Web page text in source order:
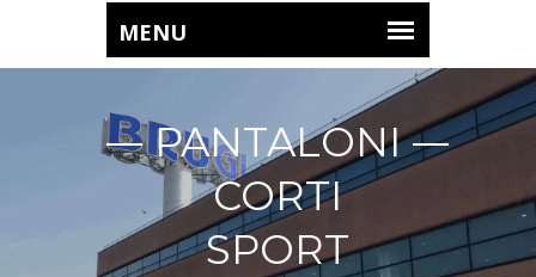
PANTALONI
CORTI
SPORT